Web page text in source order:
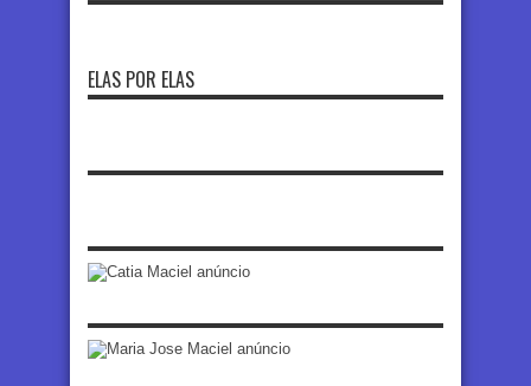
ELAS POR ELAS